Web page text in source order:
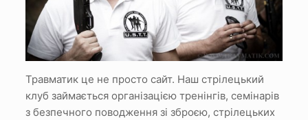
Травматик це не просто сайт. Наш стрілецький
клуб займається організацією тренінгів, семінарів
з безпечного поводження зі зброєю, стрілецьких